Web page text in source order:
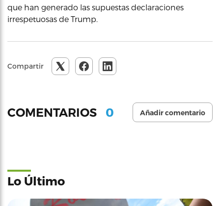
que han generado las supuestas declaraciones
irrespetuosas de Trump.
Compartir
COMENTARIOS 0 Añadir comentario
Lo Último